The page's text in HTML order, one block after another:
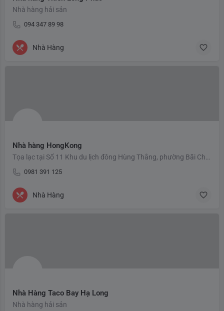
Nhà hàng hải sản
094 347 89 98
Nhà Hàng
Nhà hàng HongKong
0981 391 125
Nhà Hàng
Nhà Hàng Taco Bay Hạ Long
Nhà hàng hải sản